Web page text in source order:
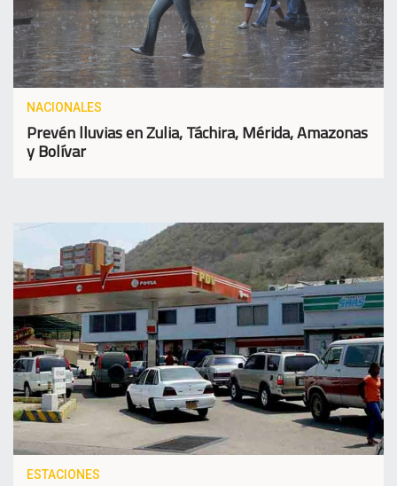
NACIONALES
Prevén lluvias en Zulia, Táchira, Mérida, Amazonas
y Bolívar
ESTACIONES